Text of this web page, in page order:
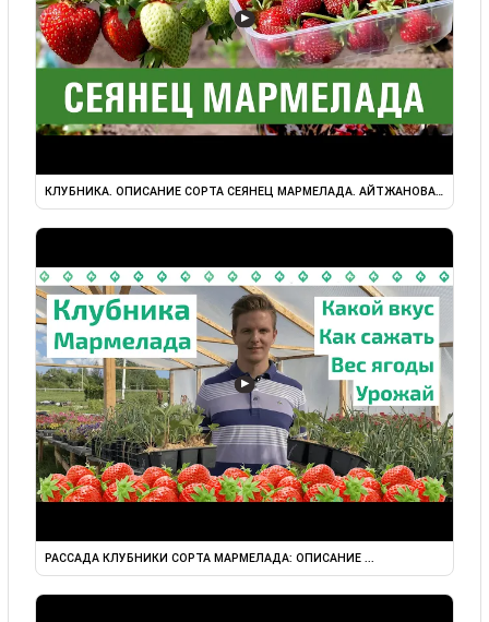
▶
КЛУБНИКА. ОПИСАНИЕ СОРТА СЕЯНЕЦ МАРМЕЛАДА. АЙТЖАНОВА ...
▶
РАССАДА КЛУБНИКИ СОРТА МАРМЕЛАДА: ОПИСАНИЕ ...